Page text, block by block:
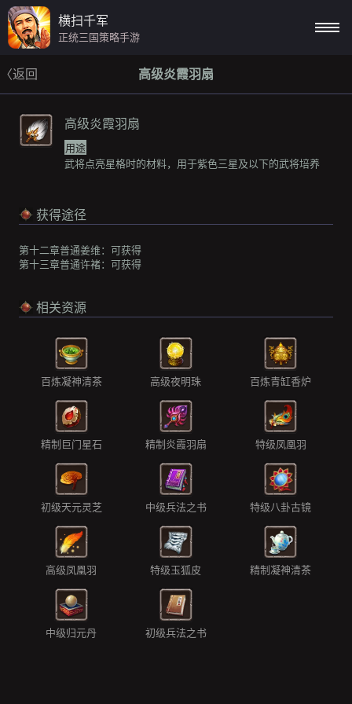
横扫千军
正统三国策略手游
〈返回 高级炎霞羽扇
高级炎霞羽扇
用途
武将点亮星格时的材料，用于紫色三星及以下的武将培养
获得途径
第十二章普通姜维： 可获得
第十三章普通许褚： 可获得
相关资源
百炼凝神清茶 高级夜明珠 百炼青缸香炉
精制巨门星石 精制炎霞羽扇 特级凤凰羽
初级天元灵芝 中级兵法之书 特级八卦古镜
高级凤凰羽 特级玉狐皮 精制凝神清茶
中级归元丹 初级兵法之书